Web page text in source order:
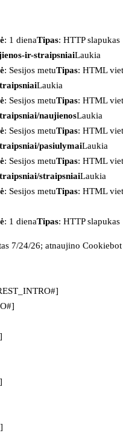
: 1 dienaTipas: HTTP slapukas
ir-straipsniaiLaukia
: Sesijos metuTipas: HTML
Laukia
: Sesijos metuTipas: HTML
naujienosLaukia
: Sesijos metuTipas: HTML
pasiulymaiLaukia
: Sesijos metuTipas: HTML
straipsniaiLaukia
: Sesijos metuTipas: HTML
: 1 dienaTipas: HTTP slapukas
7/24/26; atnaujino Cookiebot